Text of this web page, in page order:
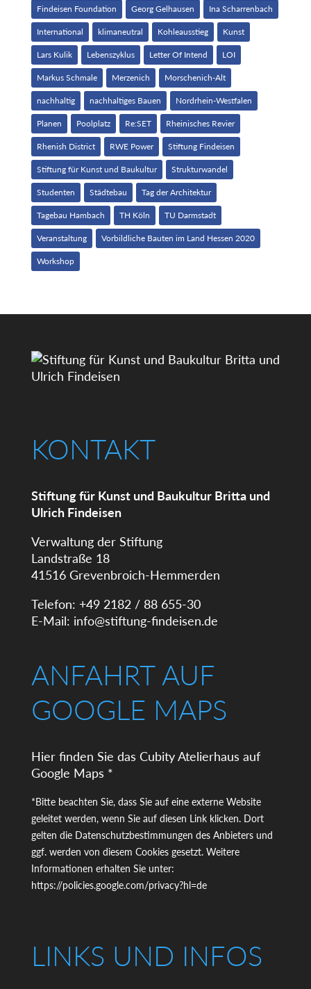
Findeisen Foundation Georg Gelhausen Ina Scharrenbach
International klimaneutral Kohleausstieg Kunst
Lars Kulik Lebenszyklus Letter Of Intend LOI
Markus Schmale Merzenich Morschenich-Alt
nachhaltig nachhaltiges Bauen Nordrhein-Westfalen
Planen Poolplatz Re:SET Rheinisches Revier
Rhenish District RWE Power Stiftung Findeisen
Stiftung für Kunst und Baukultur Strukturwandel
Studenten Städtebau Tag der Architektur
Tagebau Hambach TH Köln TU Darmstadt
Veranstaltung Vorbildliche Bauten im Land Hessen 2020
Workshop
KONTAKT
Stiftung für Kunst und Baukultur Britta und
Ulrich Findeisen
Verwaltung der Stiftung
Landstraße 18
41516 Grevenbroich-Hemmerden
Telefon: +49 2182 / 88 655-30
E-Mail: info@stiftung-findeisen.de
ANFAHRT AUF
GOOGLE MAPS
Hier finden Sie das Cubity Atelierhaus auf
Google Maps *
*Bitte beachten Sie, dass Sie auf eine externe Website
geleitet werden, wenn Sie auf diesen Link klicken. Dort
gelten die Datenschutzbestimmungen des Anbieters und
ggf. werden von diesem Cookies gesetzt. Weitere
Informationen erhalten Sie unter:
https://policies.google.com/privacy?hl=de
LINKS UND INFOS